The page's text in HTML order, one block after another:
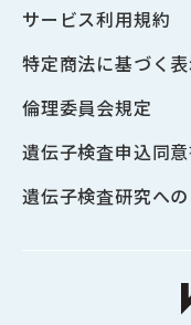
サービス利用規約
特定商法に基づく
倫理委員会規定
遺伝子検査申込同
遺伝子検査研究へ